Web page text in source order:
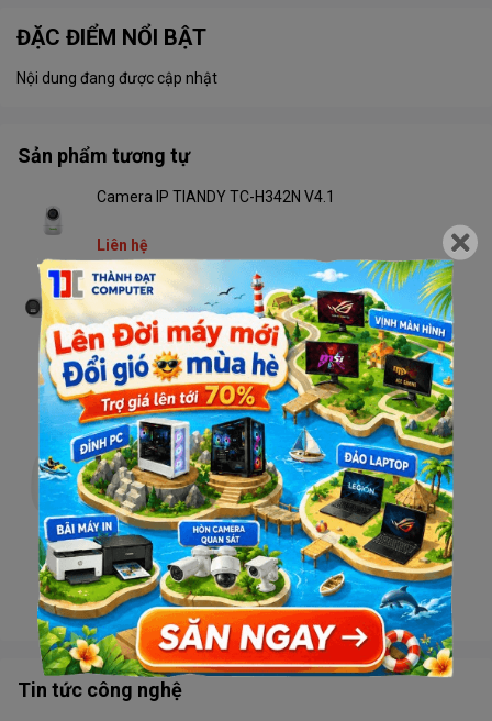
ĐẶC ĐIỂM NỔI BẬT
Nội dung đang được cập nhật
Sản phẩm tương tự
Camera IP TIANDY TC-H342N V4.1
Liên hệ
Camera TIANDY TC-C32RN V4.2 Wifi
Liên hệ
Camera TIANDY TC-H333N V4.2 Wifi
Liên hệ
Camera TIANDY TC-H332N V4.1 Wifi
Liên hệ
Camera Tiandy TC-H363U 4G
Liên hệ
Tin tức công nghệ